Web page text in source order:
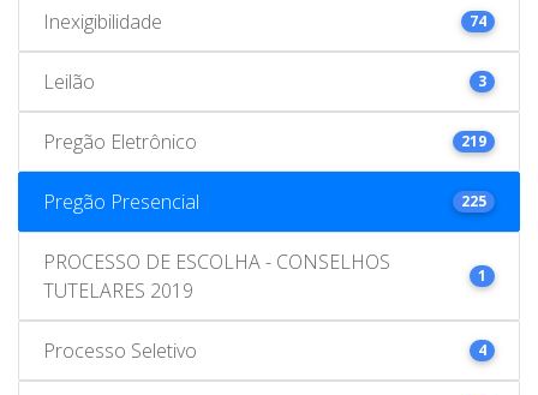
Inexigibilidade 74
Leilão 3
Pregão Eletrônico 219
Pregão Presencial 225
PROCESSO DE ESCOLHA - CONSELHOS
TUTELARES 2019
1
Processo Seletivo 4